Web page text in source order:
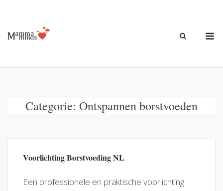
de
inhoud
Categorie: Ontspannen borstvoeden
Voorlichting Borstvoeding NL
Een professionele en praktische voorlichting